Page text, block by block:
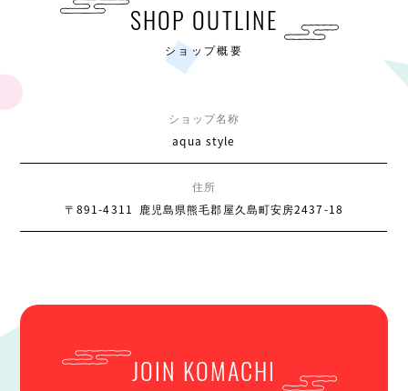
SHOP OUTLINE
ショップ概要
ショップ名称
aqua style
住所
〒891-4311
鹿児島県熊毛郡屋久島町安房2437-18
JOIN KOMACHI